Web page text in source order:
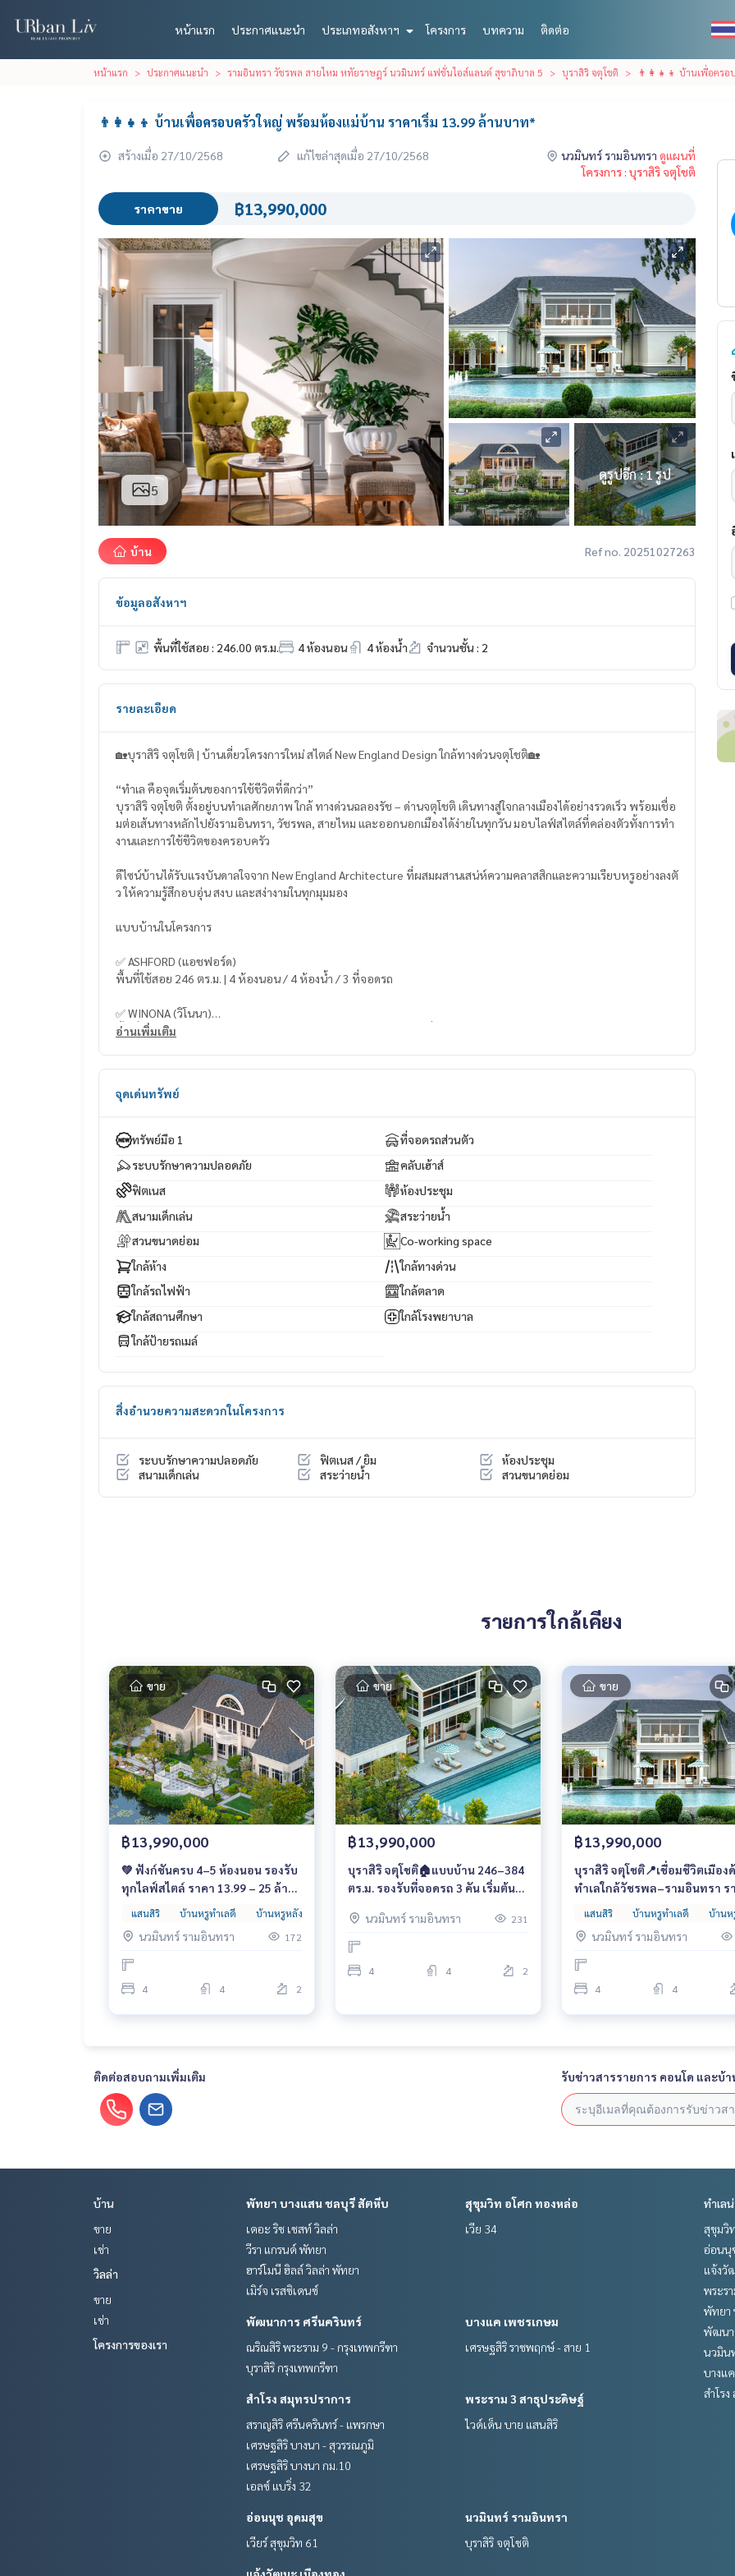
หน้าแรก ประกาศแนะนำ ประเภทอสังหาฯ โครงการ บทความ ติดต่อ
หน้าแรก ประกาศแนะนำ รามอินทรา วัชรพล สายไหม หทัยราษฎร์ นวมินทร์ แฟชั่นไอส์แลนด์ สุขาภิบาล 5 บุราสิริ จตุโชติ 👨‍👩‍👧‍👦 บ้านเพื่อคร
👨‍👩‍👧‍👦 บ้านเพื่อครอบครัวใหญ่ พร้อมห้องแม่บ้าน ราคาเริ่ม 13.99 ล้านบาท*
สร้างเมื่อ 27/10/2568 แก้ไขล่าสุดเมื่อ 27/10/2568 นวมินทร์ รามอินทรา ดูแผนที่
โครงการ : บุราสิริ จตุโชติ
ราคาขาย ฿13,990,000
5
ดูรูปอีก : 1 รูป
บ้าน Ref no. 20251027263
ข้อมูลอสังหาฯ
พื้นที่ใช้สอย : 246.00 ตร.ม. 4 ห้องนอน 4 ห้องน้ำ จำนวนชั้น : 2
รายละเอียด
🏡บุราสิริ จตุโชติ | บ้านเดี่ยวโครงการใหม่ สไตล์ New England Design ใกล้ทางด่วนจตุโชติ🏡
“ทำเล คือจุดเริ่มต้นของการใช้ชีวิตที่ดีกว่า”
บุราสิริ จตุโชติ ตั้งอยู่บนทำเลศักยภาพ ใกล้ ทางด่วนฉลองรัช – ด่านจตุโชติ เดินทางสู่ใจกลางเมืองได้อย่างรวดเร็ว พร้อมเชื่อ
มต่อเส้นทางหลักไปยังรามอินทรา, วัชรพล, สายไหม และออกนอกเมืองได้ง่ายในทุกวัน มอบไลฟ์สไตล์ที่คล่องตัวทั้งการทำ
งานและการใช้ชีวิตของครอบครัว
ดีไซน์บ้านได้รับแรงบันดาลใจจาก New England Architecture ที่ผสมผสานเสน่ห์ความคลาสสิกและความเรียบหรูอย่างลงตั
ว ให้ความรู้สึกอบอุ่น สงบ และสง่างามในทุกมุมมอง
แบบบ้านในโครงการ
✅ ASHFORD (แอชฟอร์ด)
พื้นที่ใช้สอย 246 ตร.ม. | 4 ห้องนอน / 4 ห้องน้ำ / 3 ที่จอดรถ
✅ WINONA (วิโนนา)
พื้นที่ใช้สอย 279 ตร.ม. | 4 ห้องนอน / 4 ห้องน้ำ / 1 ห้องแม่บ้าน / 3 ที่จอดรถ
📲 เข้าชมบ้านตัวอย่างและรับสิทธิพิเศษ*ก่อนใคร
📞061-6161426|065-4496399
💚 LINE: @wsrcondo
อ่านเพิ่มเติม
จุดเด่นทรัพย์
ทรัพย์มือ 1
ที่จอดรถส่วนตัว
ระบบรักษาความปลอดภัย
คลับเฮ้าส์
ฟิตเนส
ห้องประชุม
สนามเด็กเล่น
สระว่ายน้ำ
สวนขนาดย่อม
Co-working space
ใกล้ห้าง
ใกล้ทางด่วน
ใกล้รถไฟฟ้า
ใกล้ตลาด
ใกล้สถานศึกษา
ใกล้โรงพยาบาล
ใกล้ป้ายรถเมล์
สิ่งอำนวยความสะดวกในโครงการ
ระบบรักษาความปลอดภัย ฟิตเนส / ยิม
ห้องประชุม
สนามเด็กเล่น
สระว่ายน้ำ สวนขนาดย่อม
รายการใกล้เคียง
ขาย
฿13,990,000
💚 ฟังก์ชันครบ 4–5 ห้องนอน รองรับ
ทุกไลฟ์สไตล์ ราคา 13.99 – 25 ล้าน
แสนสิริ บ้านหรูทำเลดี บ้านหรูหลังใหญ่ บ้านเดี่ยว
นวมินทร์ รามอินทรา 172
4 4 2
ขาย
฿13,990,000
บุราสิริ จตุโชติ🏠แบบบ้าน 246–384
ตร.ม. รองรับที่จอดรถ 3 คัน เริ่มต้น
นวมินทร์ รามอินทรา
231
4 4 2
ขาย
฿13,990,000
บุราสิริ จตุโชติ📍เชื่อมชีวิตเมือง
ทำเลใกล้วัชรพล–รามอินทรา ร
13.99 – 25 ล้านบาท*
แสนสิริ บ้านหรูทำเลดี บ้าน
นวมินทร์ รามอินทรา
4 4
ติดต่อสอบถามเพิ่มเติม รับข่าวสารรายการ คอนโด และบ้า
บ้าน
ขาย
เช่า
วิลล่า
ขาย
เช่า
โครงการของเรา
พัทยา บางแสน ชลบุรี สัตหีบ
เดอะ ริช เชสท์ วิลล่า
วีรา แกรนด์ พัทยา
ฮาร์โมนี ฮิลล์ วิลล่า พัทยา
เมิร์จ เรสซิเดนซ์
สุขุมวิท อโศก ทองหล่อ
เวีย 34
พัฒนาการ ศรีนครินทร์
ณริณสิริ พระราม 9 - กรุงเทพกรีฑา
บุราสิริ กรุงเทพกรีฑา
บางแค เพชรเกษม
เศรษฐสิริ ราชพฤกษ์ - สาย 1
สำโรง สมุทรปราการ
สราญสิริ ศรีนครินทร์ - แพรกษา
เศรษฐสิริ บางนา - สุวรรณภูมิ
เศรษฐสิริ บางนา กม.10
เอลซ์ แบริ่ง 32
พระราม 3 สาธุประดิษฐ์
ไวด์เด็น บาย แสนสิริ
อ่อนนุช อุดมสุข
เวียร์ สุขุมวิท 61
นวมินทร์ รามอินทรา
บุราสิริ จตุโชติ
ทำเล
สุขุมวิ
อ่อนนุ
แจ้งวั
พระร
พัทยา
พัฒนา
นวมิน
บางแ
สำโรง